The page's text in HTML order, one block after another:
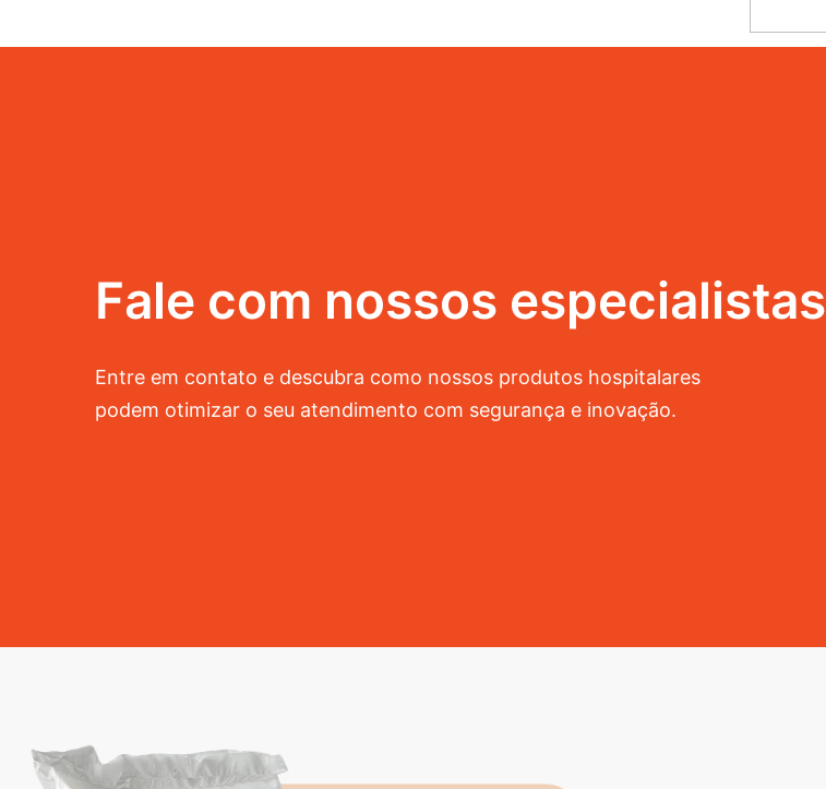
Fale com nossos especialistas
Entre em contato e descubra como nossos produtos hospitalares
podem otimizar o seu atendimento com segurança e inovação.